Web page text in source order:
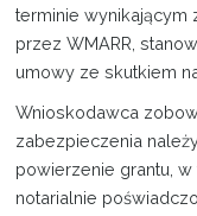
terminie wynikającym
przez WMARR,
umowy ze skutkiem
Wnioskodawca
zabezpieczenia
powierzenie grantu,
notarialnie